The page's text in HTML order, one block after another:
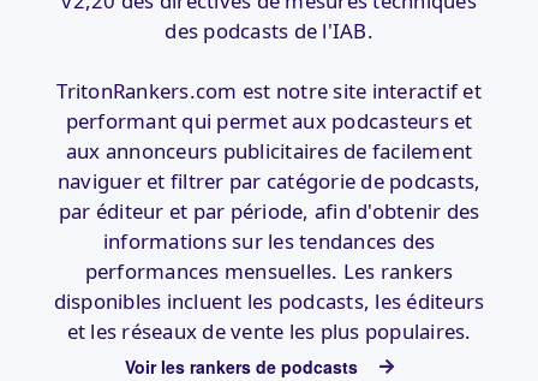
des podcasts de l'IAB.
TritonRankers.com est notre site interactif et
performant qui permet aux podcasteurs et
aux annonceurs publicitaires de facilement
naviguer et filtrer par catégorie de podcasts,
par éditeur et par période, afin d'obtenir des
informations sur les tendances des
performances mensuelles. Les rankers
disponibles incluent les podcasts, les éditeurs
et les réseaux de vente les plus populaires.
Voir les rankers de podcasts